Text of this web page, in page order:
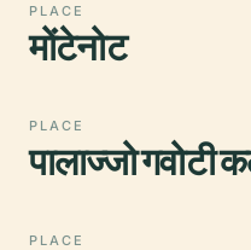
PLACE
मोंटेनोट
PLACE
पालाज्जो गवोटी
PLACE